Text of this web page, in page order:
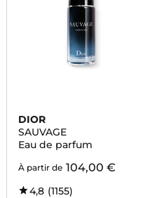
DIOR
SAUVAGE
Eau de parfum
À partir de 104,00 €
4,8 (1155)